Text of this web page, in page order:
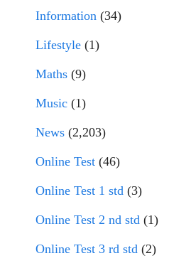
Information (34)
Lifestyle (1)
Maths (9)
Music (1)
News (2,203)
Online Test (46)
Online Test 1 std (3)
Online Test 2 nd std (1)
Online Test 3 rd std (2)